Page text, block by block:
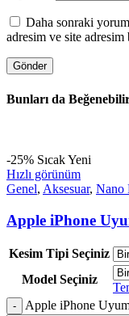
Daha sonraki
adresim ve site adresim
Bunları da
-25% SıcakYeni
Hızlı görünüm
Genel, Aksesuar, Nano
Apple iPhone
Kesim Tipi Seçiniz
Model Seçiniz
Apple iPhone